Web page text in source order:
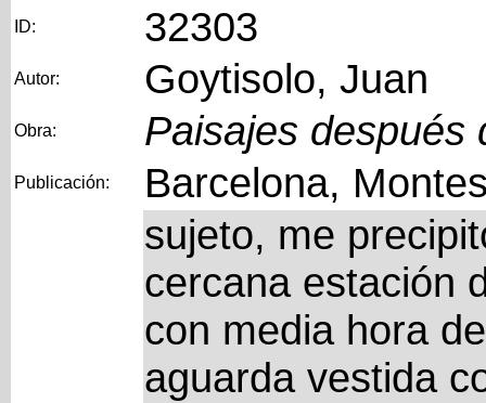
ID: 32303
Autor: Goytisolo, Juan
Obra: Paisajes después
Publicación: Barcelona,
sujeto, me
cercana estación
con media hora
aguarda vestida